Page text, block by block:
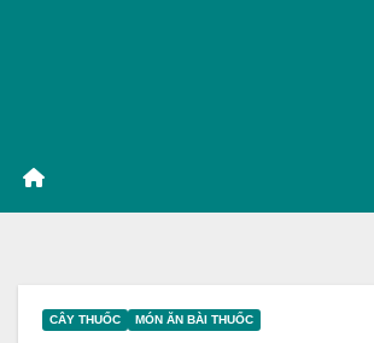
CÂY THUỐC MÓN ĂN BÀI THUỐC